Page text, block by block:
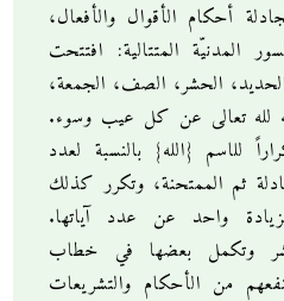
أحكام الأقوال والأفعال،
المتتالية: افتتحت
الحشر، الصف، الجمعة،
لله تعالى عن كل عيب وسوء.
للاسم {الله} بالنسبة لعدد
ثم الممتحنة، وتكرر كذلك
واحد عن عدد آياتها.
وتكمل بعضها في خطاب
من الأحكام والتشريعات